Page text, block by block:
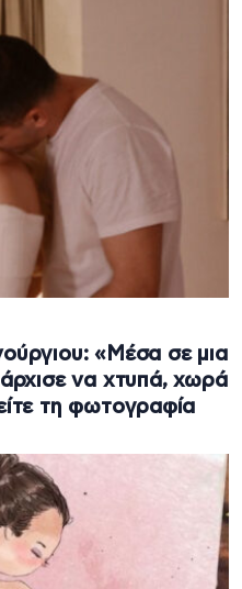
«Μέσα σε μια
να χτυπά, χωρά
τη φωτογραφία